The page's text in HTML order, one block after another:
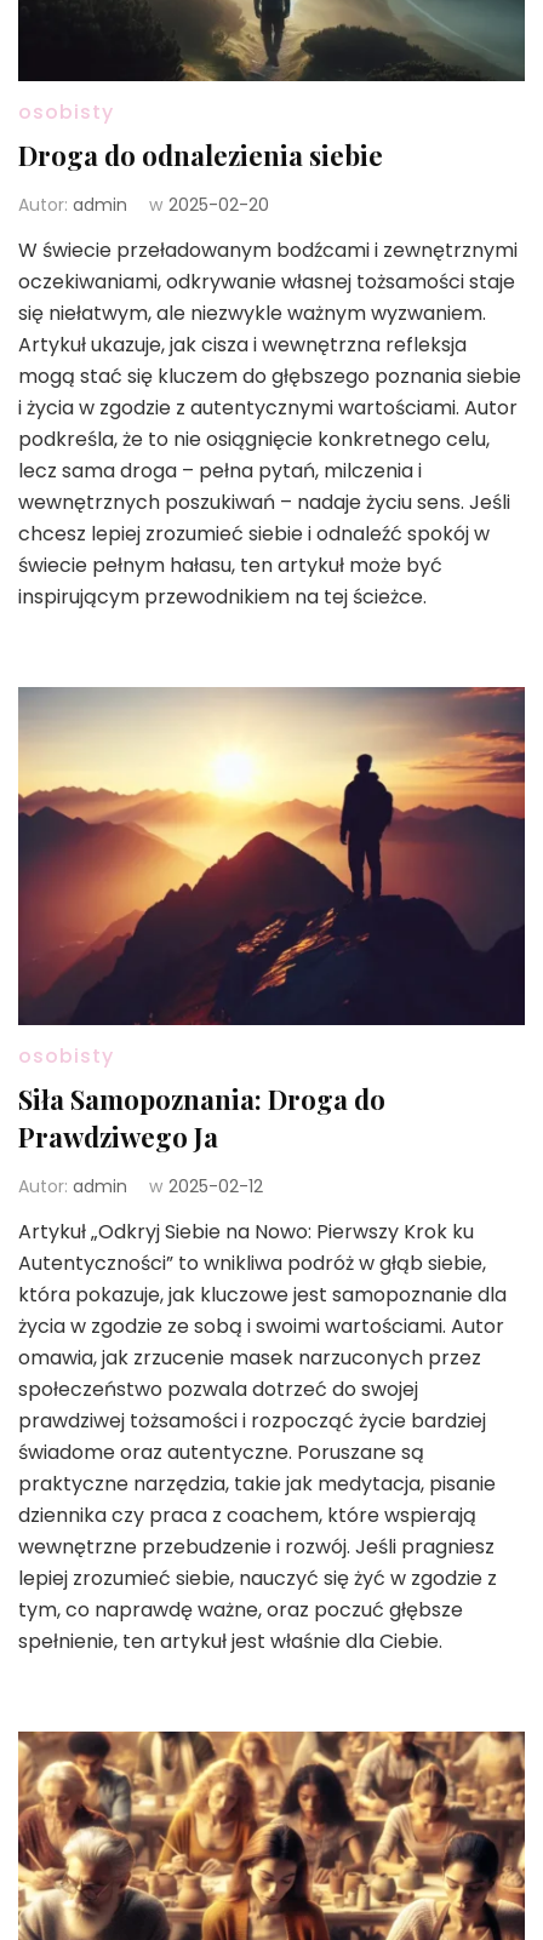
osobisty
Droga do odnalezienia siebie
Autor: admin w 2025-02-20
W świecie przeładowanym bodźcami i zewnętrznymi
oczekiwaniami, odkrywanie własnej tożsamości staje
się niełatwym, ale niezwykle ważnym wyzwaniem.
Artykuł ukazuje, jak cisza i wewnętrzna refleksja
mogą stać się kluczem do głębszego poznania siebie
i życia w zgodzie z autentycznymi wartościami. Autor
podkreśla, że to nie osiągnięcie konkretnego celu,
lecz sama droga – pełna pytań, milczenia i
wewnętrznych poszukiwań – nadaje życiu sens. Jeśli
chcesz lepiej zrozumieć siebie i odnaleźć spokój w
świecie pełnym hałasu, ten artykuł może być
inspirującym przewodnikiem na tej ścieżce.
osobisty
Siła Samopoznania: Droga do
Prawdziwego Ja
Autor: admin w 2025-02-12
Artykuł „Odkryj Siebie na Nowo: Pierwszy Krok ku
Autentyczności” to wnikliwa podróż w głąb siebie,
która pokazuje, jak kluczowe jest samopoznanie dla
życia w zgodzie ze sobą i swoimi wartościami. Autor
omawia, jak zrzucenie masek narzuconych przez
społeczeństwo pozwala dotrzeć do swojej
prawdziwej tożsamości i rozpocząć życie bardziej
świadome oraz autentyczne. Poruszane są
praktyczne narzędzia, takie jak medytacja, pisanie
dziennika czy praca z coachem, które wspierają
wewnętrzne przebudzenie i rozwój. Jeśli pragniesz
lepiej zrozumieć siebie, nauczyć się żyć w zgodzie z
tym, co naprawdę ważne, oraz poczuć głębsze
spełnienie, ten artykuł jest właśnie dla Ciebie.